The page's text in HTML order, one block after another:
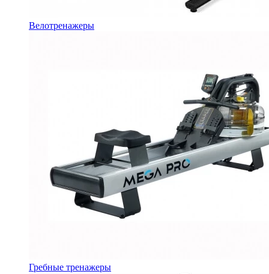
Велотренажеры
Гребные тренажеры